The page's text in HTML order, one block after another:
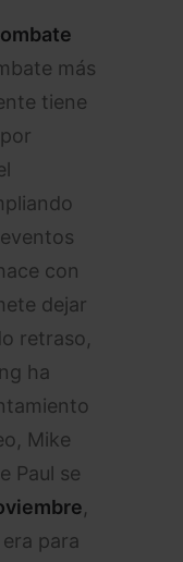
más
tiene
con
dejar
retraso,
ha
Mike
Paul se
,
para